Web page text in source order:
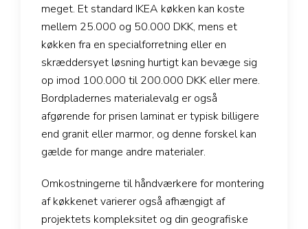
meget. Et standard IKEA køkken kan koste
mellem 25.000 og 50.000 DKK, mens et
køkken fra en specialforretning eller en
skræddersyet løsning hurtigt kan bevæge sig
op imod 100.000 til 200.000 DKK eller mere.
Bordpladernes materialevalg er også
afgørende for prisen laminat er typisk billigere
end granit eller marmor, og denne forskel kan
gælde for mange andre materialer.
Omkostningerne til håndværkere for montering
af køkkenet varierer også afhængigt af
projektets kompleksitet og din geografiske